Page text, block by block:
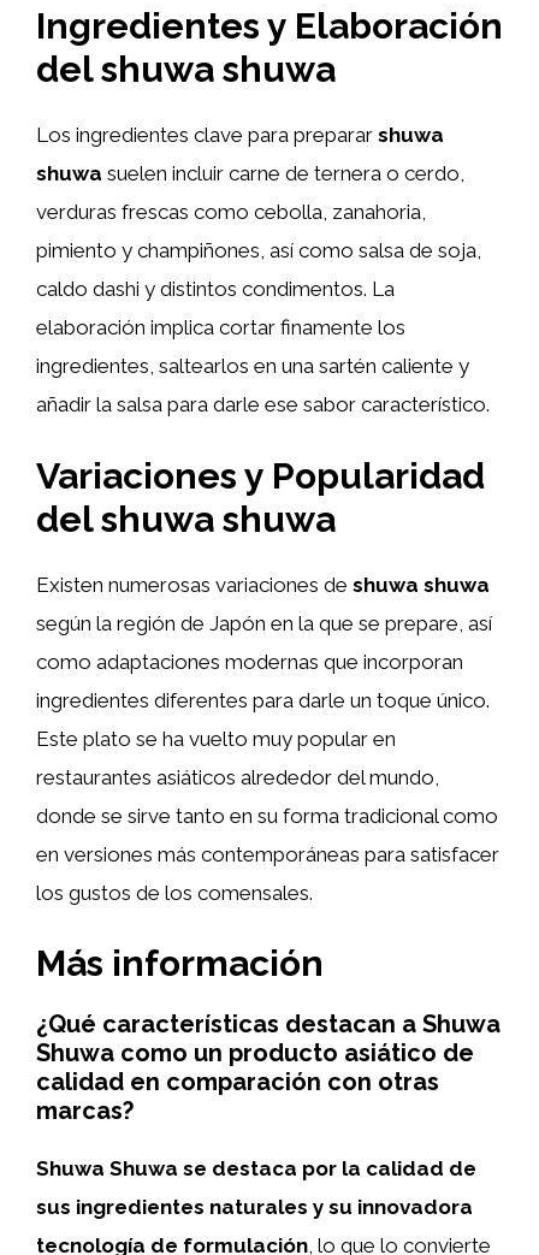
Ingredientes y Elaboración
del shuwa shuwa
Los ingredientes clave para preparar shuwa
shuwa suelen incluir carne de ternera o cerdo,
verduras frescas como cebolla, zanahoria,
pimiento y champiñones, así como salsa de soja,
caldo dashi y distintos condimentos. La
elaboración implica cortar finamente los
ingredientes, saltearlos en una sartén caliente y
añadir la salsa para darle ese sabor característico.
Variaciones y Popularidad
del shuwa shuwa
Existen numerosas variaciones de shuwa shuwa
según la región de Japón en la que se prepare, así
como adaptaciones modernas que incorporan
ingredientes diferentes para darle un toque único.
Este plato se ha vuelto muy popular en
restaurantes asiáticos alrededor del mundo,
donde se sirve tanto en su forma tradicional como
en versiones más contemporáneas para satisfacer
los gustos de los comensales.
Más información
¿Qué características destacan a Shuwa
Shuwa como un producto asiático de
calidad en comparación con otras
marcas?
Shuwa Shuwa se destaca por la calidad de
sus ingredientes naturales y su innovadora
tecnología de formulación, lo que lo convierte